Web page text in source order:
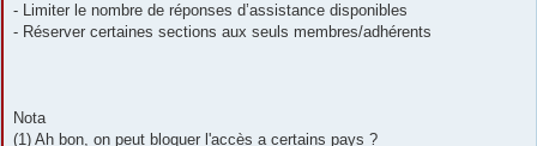
- Limiter le nombre de réponses d’assistance disponibles
- Réserver certaines sections aux seuls membres/adhérents
Nota
(1) Ah bon, on peut bloquer l'accès a certains pays ?